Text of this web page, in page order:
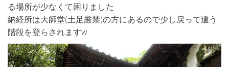
る場所が少なくて困りました
納経所は大師堂(土足厳禁)の方にあるので少し戻って違う
階段を登らされますw